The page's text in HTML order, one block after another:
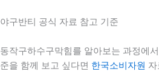
야구반티 공식 자료 참고 기준
동작구하수구막힘를 알아보는 과정에
준을 함께 보고 싶다면 한국소비자원